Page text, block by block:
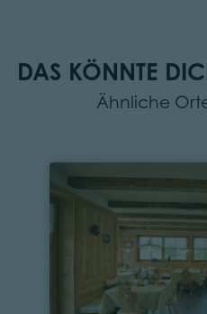
DAS KÖNNTE
Ähnliche